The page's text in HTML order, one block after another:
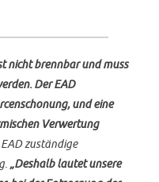
nicht brennbar und muss
Der EAD
und eine
Verwertung
zuständige
„Deshalb lautet unsere